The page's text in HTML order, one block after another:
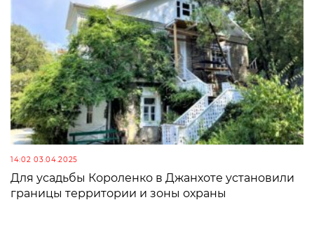
14:02 03.04.2025
Для усадьбы Короленко в Джанхоте установили
границы территории и зоны охраны